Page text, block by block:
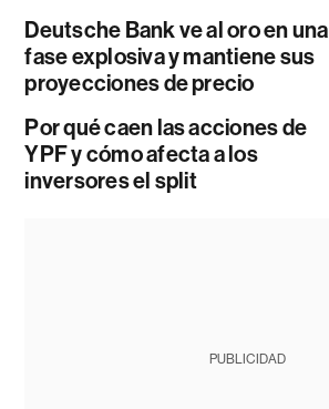
Deutsche Bank ve al oro en una
fase explosiva y mantiene sus
proyecciones de precio
Por qué caen las acciones de
YPF y cómo afecta a los
inversores el split
PUBLICIDAD